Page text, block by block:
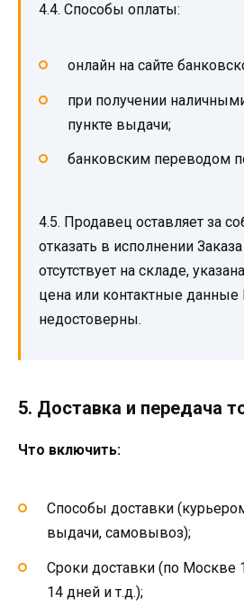
4.4. Способы оплаты:
онлайн на сайте
при получении
пункте выдачи;
банковским переводом
4.5. Продавец оставляет за
отказать в исполнении
отсутствует на складе,
цена или контактные данные
недостоверны.
5. Доставка и передача
Что включить:
Способы доставки
выдачи, самовывоз);
Сроки доставки (по Москве
14 дней и т.д.);